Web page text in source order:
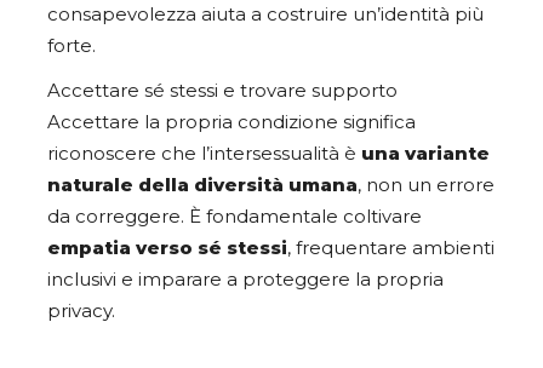
consapevolezza aiuta a costruire un’identità più
forte.
Accettare sé stessi e trovare supporto
Accettare la propria condizione significa
riconoscere che l’intersessualità è una variante
naturale della diversità umana, non un errore
da correggere. È fondamentale coltivare
empatia verso sé stessi, frequentare ambienti
inclusivi e imparare a proteggere la propria
privacy.